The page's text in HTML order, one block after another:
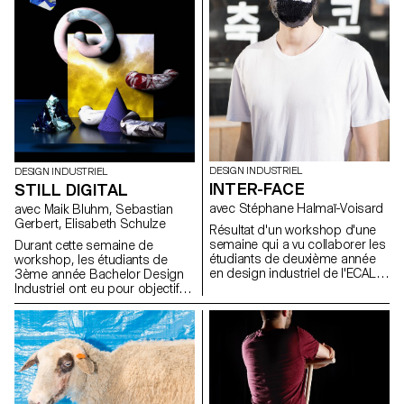
additionner. Photographies
de Marvin Leuvrey et Cécilia
Poupon (BA Photographie)
DESIGN INDUSTRIEL
STILL DIGITAL
avec Maik Bluhm, Sebastian
Gerbert, Elisabeth Schulze
Durant cette semaine de
workshop, les étudiants de
3ème année Bachelor Design
Industriel ont eu pour objectif
de créer des natures mortes
par le biais de logiciel de
modélisation 3D et de rendu
photo-réaliste. Chaque nature
morte comporte au moins une
fleur et un vase. Les étudiants
ont réinterprétés cette
DESIGN INDUSTRIEL
INTER-FACE
avec Stéphane Halmaï-Voisard
Résultat d'un workshop d'une
semaine qui a vu collaborer les
étudiants de deuxième année
en design industriel de l'ECAL et
d'espace et de produit de la
Hongik University qui, en
équipes mixtes, ont travaillé sur
une série de masques pour se
couvrir, se déguiser, s'embellir,
se protéger, se décorer. A
travers ce projet, ils ont partagé